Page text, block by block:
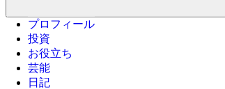
プロフィール
投資
お役立ち
芸能
日記